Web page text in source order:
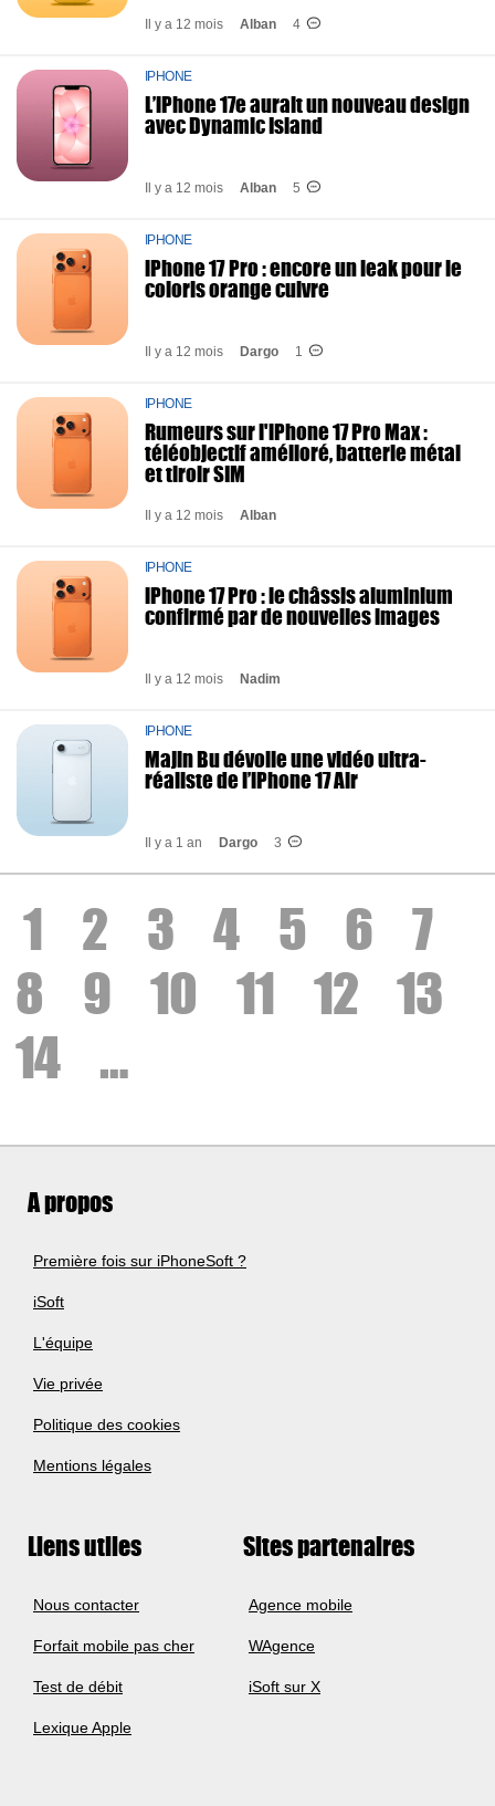
Il y a 12 mois Alban 4
IPHONE
L’iPhone 17e aurait un nouveau design
avec Dynamic Island
Il y a 12 mois Alban 5
IPHONE
iPhone 17 Pro : encore un leak pour le
coloris orange cuivre
Il y a 12 mois Dargo 1
IPHONE
Rumeurs sur l'iPhone 17 Pro Max :
téléobjectif amélioré, batterie métal
et tiroir SIM
Il y a 12 mois Alban
IPHONE
iPhone 17 Pro : le châssis aluminium
confirmé par de nouvelles images
Il y a 12 mois Nadim
IPHONE
Majin Bu dévoile une vidéo ultra-
réaliste de l’iPhone 17 Air
Il y a 1 an Dargo 3
1 2 3 4 5 6 7
8 9 10 11 12 13
14 …
A propos
Première fois sur iPhoneSoft ?
iSoft
L'équipe
Vie privée
Politique des cookies
Mentions légales
Liens utiles
Nous contacter
Forfait mobile pas cher
Test de débit
Lexique Apple
Sites partenaires
Agence mobile
WAgence
iSoft sur X